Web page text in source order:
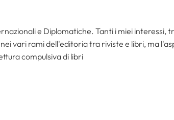
e Diplomatiche. Tanti i miei interessi,
vari rami dell'editoria tra riviste e libri, ma
compulsiva di libri